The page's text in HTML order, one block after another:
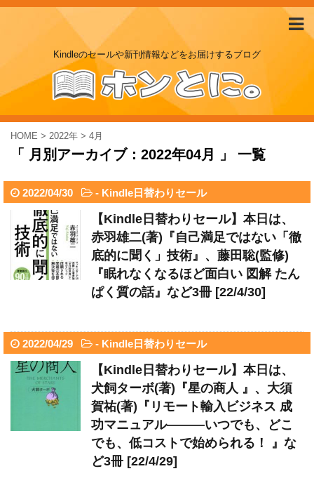
Kindleのセールや新刊情報などをお届けするブログ
HOME > 2022年 > 4月
「 月別アーカイブ：2022年04月 」 一覧
2022/04/30 - Kindle日替わりセール
【Kindle日替わりセール】本日は、
赤羽雄二(著)『自己満足ではない「徹
底的に聞く」技術』、藤田聡(監修)
『眠れなくなるほど面白い 図解 たん
ぱく質の話』など3冊 [22/4/30]
2022/04/29 - Kindle日替わりセール
【Kindle日替わりセール】本日は、
犬飼ターボ(著)『星の商人 』、大須
賀祐(著)『リモート輸入ビジネス 成
功マニュアル―――いつでも、どこ
でも、低コストで始められる！ 』な
ど3冊 [22/4/29]